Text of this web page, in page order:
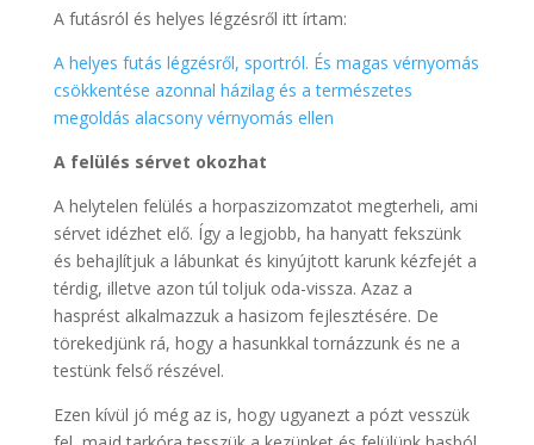
A futásról és helyes légzésről itt írtam:
A helyes futás légzésről, sportról. És magas vérnyomás
csökkentése azonnal házilag és a természetes
megoldás alacsony vérnyomás ellen
A felülés sérvet okozhat
A helytelen felülés a horpaszizomzatot megterheli, ami
sérvet idézhet elő. Így a legjobb, ha hanyatt fekszünk
és behajlítjuk a lábunkat és kinyújtott karunk kézfejét a
térdig, illetve azon túl toljuk oda-vissza. Azaz a
hasprést alkalmazzuk a hasizom fejlesztésére. De
törekedjünk rá, hogy a hasunkkal tornázzunk és ne a
testünk felső részével.
Ezen kívül jó még az is, hogy ugyanezt a pózt vesszük